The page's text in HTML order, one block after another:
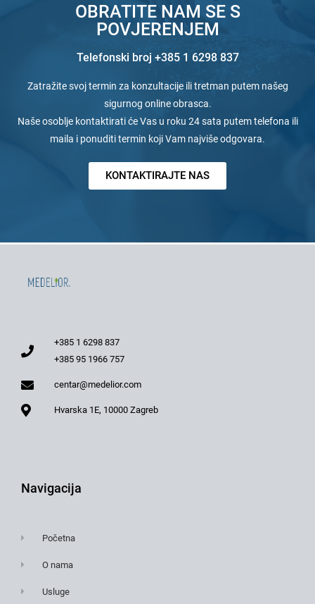
OBRATITE NAM SE S
POVJERENJEM
Telefonski broj +385 1 6298 837
Zatražite svoj termin za konzultacije ili tretman putem našeg
sigurnog online obrasca.
Naše osoblje kontaktirati će Vas u roku 24 sata putem telefona ili
maila i ponuditi termin koji Vam najviše odgovara.
KONTAKTIRAJTE NAS
+385 1 6298 837
+385 95 1966 757
centar@medelior.com
Hvarska 1E, 10000 Zagreb
Navigacija
Početna
O nama
Usluge